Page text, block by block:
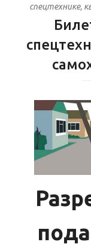
спецтехнике,